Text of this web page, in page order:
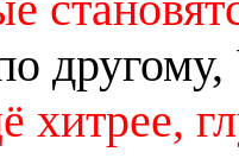
хитрее,